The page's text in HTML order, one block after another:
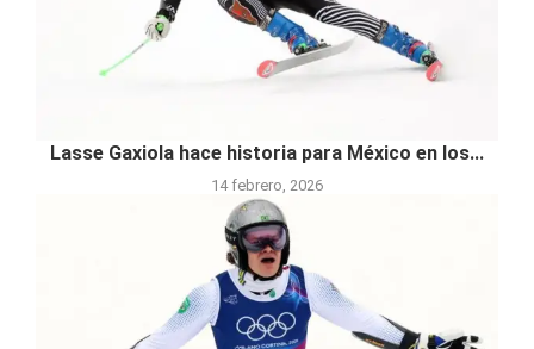
Lasse Gaxiola hace historia para México en los...
14 febrero, 2026